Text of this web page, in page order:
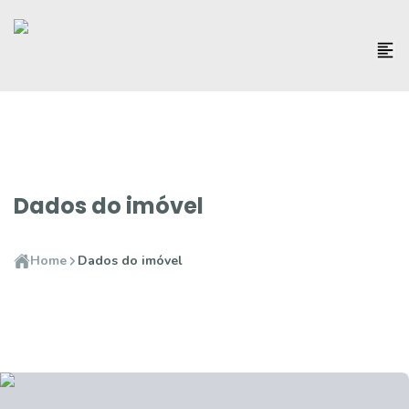
Dados do imóvel
Home Dados do imóvel